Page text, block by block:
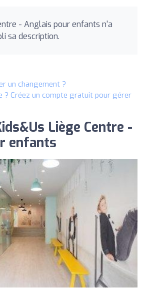
- Anglais pour enfants n'a
sa description.
un changement ?
? Créez un compte gratuit pour gérer
Liège Centre -
enfants